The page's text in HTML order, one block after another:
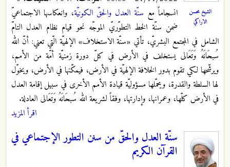
الشيخ محسن
الاراكي
انسجاماً مع سنّة العدل والحقّ الكونيّة، وانعكاسها الاجتماعيّ
ضمن سنّة الخط التطوّريّ الموجّه نحو قيام نظام العدل التامّ
الشامل في المجتمع البشريّ، تأتي «سنّة الاستخلاف» الإلهيّة الّتي تعني: أنّ الله
سُبحَانَهُ وَتَعَالى يستخلف في الأرض في كلّ دورة زمنيّة أمّة من الأمم،
ويرشّحها لكي تقوم بدور الخلافة الإلهيّة في الأرض، فيمكّنها في الأرض، ويخوّل
لها السلطة والقدرة، ويحمّلها مسؤوليّة قيادة الأمم الأخرى في سبيل إقامة العدل
في الأرض كلّها، وعمرانها، وإدارتها، وفقاً لشريعة الله سُبحَانَهُ وَتَعَالى العادلة.
اقرأ المزيد
سنّة العدل والحقّ‌ من سنن التطور الإجتماعي في
القرآن الكريم